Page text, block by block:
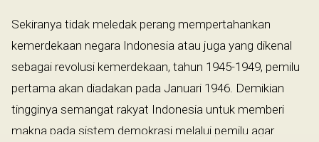
Sekiranya tidak meledak perang mempertahankan
kemerdekaan negara Indonesia atau juga yang dikenal
sebagai revolusi kemerdekaan, tahun 1945-1949, pemilu
pertama akan diadakan pada Januari 1946. Demikian
tingginya semangat rakyat Indonesia untuk memberi
makna pada sistem demokrasi melalui pemilu agar